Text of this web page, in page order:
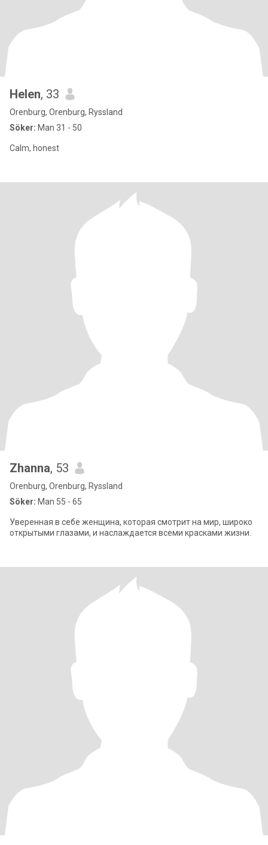
Helen, 33
Orenburg, Orenburg, Ryssland
Söker: Man 31 - 50
Calm, honest
Zhanna, 53
Orenburg, Orenburg, Ryssland
Söker: Man 55 - 65
Уверенная в себе женщина, которая смотрит на мир, широко
открытыми глазами, и наслаждается всеми красками жизни.